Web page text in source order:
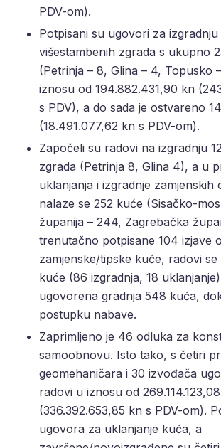
PDV-om).
Potpisani su ugovori za izgradnju
višestambenih zgrada s ukupno
(Petrinja – 8, Glina – 4, Topusko
iznosu od 194.882.431,90 kn
s PDV), a do sada je ostvareno
(18.491.077,62 kn s PDV-om).
Započeli su radovi na izgradnju
zgrada (Petrinja 8, Glina 4), a u
uklanjanja i izgradnje zamjenskih
nalaze se 252 kuće (Sisačko-
županija – 244, Zagrebačka
trenutačno potpisane 104 izjave
zamjenske/tipske kuće, radovi
kuće (86 izgradnja, 18
ugovorena gradnja 548 kuća,
postupku nabave.
Zaprimljeno je 46 odluka za
samoobnovu. Isto tako, s četiri
geomehaničara i 30 izvođača
radovi u iznosu od
(336.392.653,85 kn s PDV-om).
ugovora za uklanjanje kuća, a